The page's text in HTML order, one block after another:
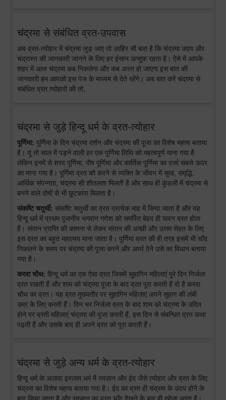
चंद्रमा से संबंधित व्रत-उपवास
अब व्रत-त्योहार में चंद्रमा जुड़ जाए तो ज़ाहिर सी बात है कि चंद्रमा उदय और
चंद्रास्त की जानकारी जानने के लिए हर इंसान उत्सुक रहता है। ऐसे में आपके
शहर में आज चंद्रमा कब निकलेगा और कब अस्त हो जाएगा इस बात की
जानकारी हम आपको इस पेज के माध्यम से देते रहेंगे। अब बात करें चंद्रमा से
संबंधित व्रत त्योहारों की तो,
चंद्रमा से जुड़े हिन्दू धर्म के व्रत-त्योहार
पूर्णिमा: पूर्णिमा के दिन चंद्रमा दर्शन और चंद्रमा की पूजा का विशेष महत्व बताया
है। यूं तो साल में पड़ने वाली हर एक पूर्णिमा तिथि को महत्वपूर्ण माना गया है
लेकिन इनमें से शरद पूर्णिमा, पौष पूर्णिमा और कार्तिक पूर्णिमा का दर्जा सबसे ऊपर
का माना गया है। पूर्णिमा व्रत को करने से व्यक्ति के जीवन में सुख, समृद्धि,
आर्थिक संपन्नता, चंद्रमा सी शीतलता मिलती है और साथ ही कुंडली में चंद्रमा से
बनने वाले दोषों से भी छुटकारा मिलता है।
संकष्टि चतुर्थी: संकष्टि चतुर्थी का व्रत प्रत्येक माह में किया जाता है और यह
हिन्दू धर्म में प्रथम पूजनीय भगवान गणेश को समर्पित बेहद ही पावन व्रत होता
है। संतान प्राप्ति की कामना से लेकर संतान की अच्छी और उत्तम सेहत के लिए
इस व्रत का बहुत महात्मय माना जाता है। पूर्णिमा व्रत की ही तरह इसमें भी चाँद
निकलने के समय पर चंद्रमा की पूजा करने और अर्घ्य देने उसे का विधान बताया
गया है।
करवा चौथ: हिन्दू धर्म का एक ऐसा व्रत जिसमें सुहागिन महिलाएं पूरे दिन निर्जला
व्रत रखती हैं और शाम को चंद्रमा पूजा के बाद व्रत पूरा करती हैं वो है करवा
चौथ का व्रत। यह व्रत मुख्यतौर पर सुहागिन महिलाएं अपने सुहाग की लंबी
उम्र के लिए करती हैं। दिन भर निर्जला व्रत के बाद शाम को चंद्रमा के उदित
होने पर व्रती महिलाएं चंद्रमा की पूजा करती हैं, इस दिन से संबन्धित व्रत कथा
पढ़ती हैं और उसके बाद ही अपने व्रत को पूरा करती हैं।
चंद्रमा से जुड़े अन्य धर्म के व्रत-त्योहार
हिन्दू धर्म के अलावा इस्लाम धर्म में रमज़ान और ईद जैसे त्योहार और व्रत के लिए
चंद्रमा का विशेष महत्व बताया गया है। ईद का व्रत ही चंद्रमा के उदय होने के
बाद किया जाता है और रमज़ान का व्रत चाँद देखने के बाद ही खोला जाता है।